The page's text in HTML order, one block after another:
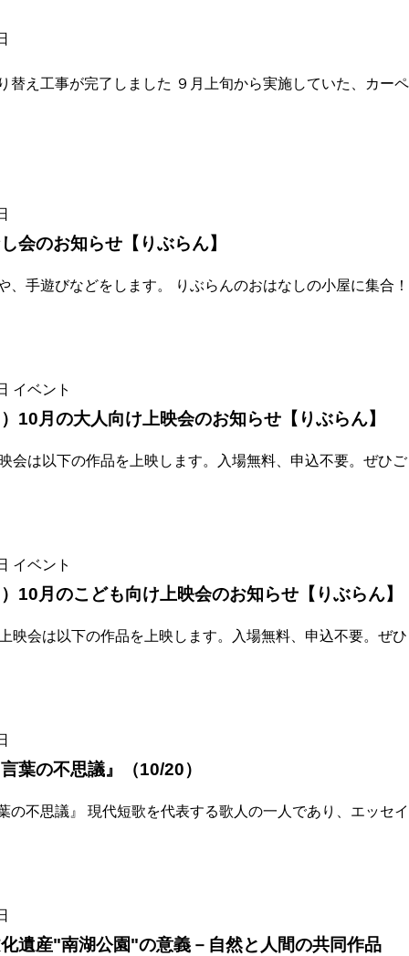
替え工事が完了しました ９月上旬から実施していた、カーペ
会のお知らせ【りぶらん】
、手遊びなどをします。 りぶらんのおはなしの小屋に集合！
イベント
10月の大人向け上映会のお知らせ【りぶらん】
会は以下の作品を上映します。入場無料、申込不要。ぜひご
イベント
10月のこども向け上映会のお知らせ【りぶらん】
映会は以下の作品を上映します。入場無料、申込不要。ぜひ
葉の不思議』（10/20）
の不思議』 現代短歌を代表する歌人の一人であり、エッセイ
遺産"南湖公園"の意義－自然と人間の共同作品